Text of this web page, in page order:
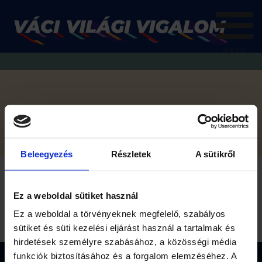
Beleegyezés Részletek A sütikről
Ez a weboldal sütiket használ
Ez a weboldal a törvényeknek megfelelő, szabályos
sütiket és süti kezelési eljárást használ a tartalmak és
hirdetések személyre szabásához, a közösségi média
funkciók biztosításához és a forgalom elemzéséhez. A
SHOP